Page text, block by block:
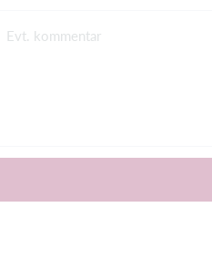
Evt. kommentar